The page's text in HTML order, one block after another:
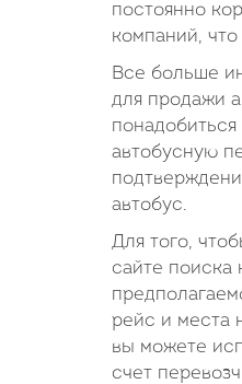
постоянно
компаний,
Все больше
для продажи
автобусную
автобус.
Для того,
сайте поиска
рейс и места
вы можете
счет